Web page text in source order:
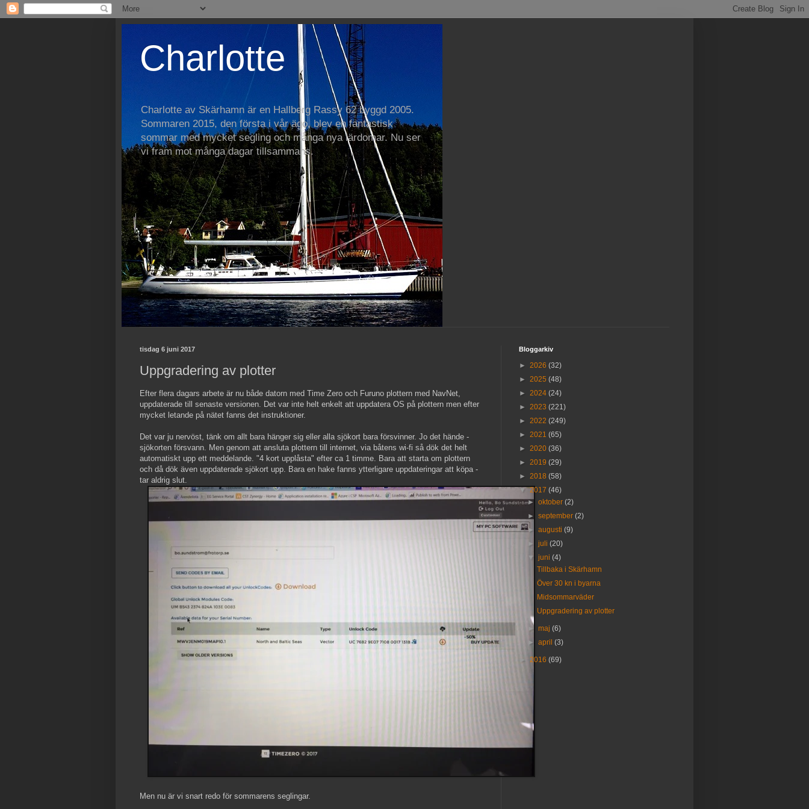
Charlotte
Charlotte av Skärhamn är en Hallberg Rassy 62 byggd 2005.
Sommaren 2015, den första i vår ägo, blev en fantastisk
sommar med mycket segling och många nya lärdomar. Nu ser
vi fram mot många dagar tillsammans.
tisdag 6 juni 2017
Uppgradering av plotter
Efter flera dagars arbete är nu både datorn med Time Zero och Furuno plottern med NavNet,
uppdaterade till senaste versionen. Det var inte helt enkelt att uppdatera OS på plottern men efter
mycket letande på nätet fanns det instruktioner.
Det var ju nervöst, tänk om allt bara hänger sig eller alla sjökort bara försvinner. Jo det hände -
sjökorten försvann. Men genom att ansluta plottern till internet, via båtens wi-fi så dök det helt
automatiskt upp ett meddelande. "4 kort upplåsta" efter ca 1 timme. Bara att starta om plottern
och då dök även uppdaterade sjökort upp. Bara en hake fanns ytterligare uppdateringar att köpa -
tar aldrig slut.
Men nu är vi snart redo för sommarens seglingar.
Bloggarkiv
► 2026 (32)
► 2025 (48)
► 2024 (24)
► 2023 (221)
► 2022 (249)
► 2021 (65)
► 2020 (36)
► 2019 (29)
► 2018 (58)
▼2017 (46)
►oktober(2)
►september(2)
►augusti(9)
►juli(20)
▼juni(4)
Tillbaka i Skärhamn
Över 30 kn i byarna
Midsommarväder
Uppgradering av plotter
►maj(6)
►april(3)
► 2016 (69)